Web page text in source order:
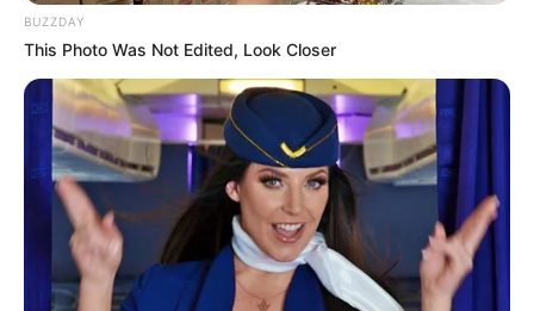
Bikin Ngakak, 10 Potret
Cosplay Murah Pakai Bahan
Seadanya
BUZZDAY
This Photo Was Not Edited, Look Closer